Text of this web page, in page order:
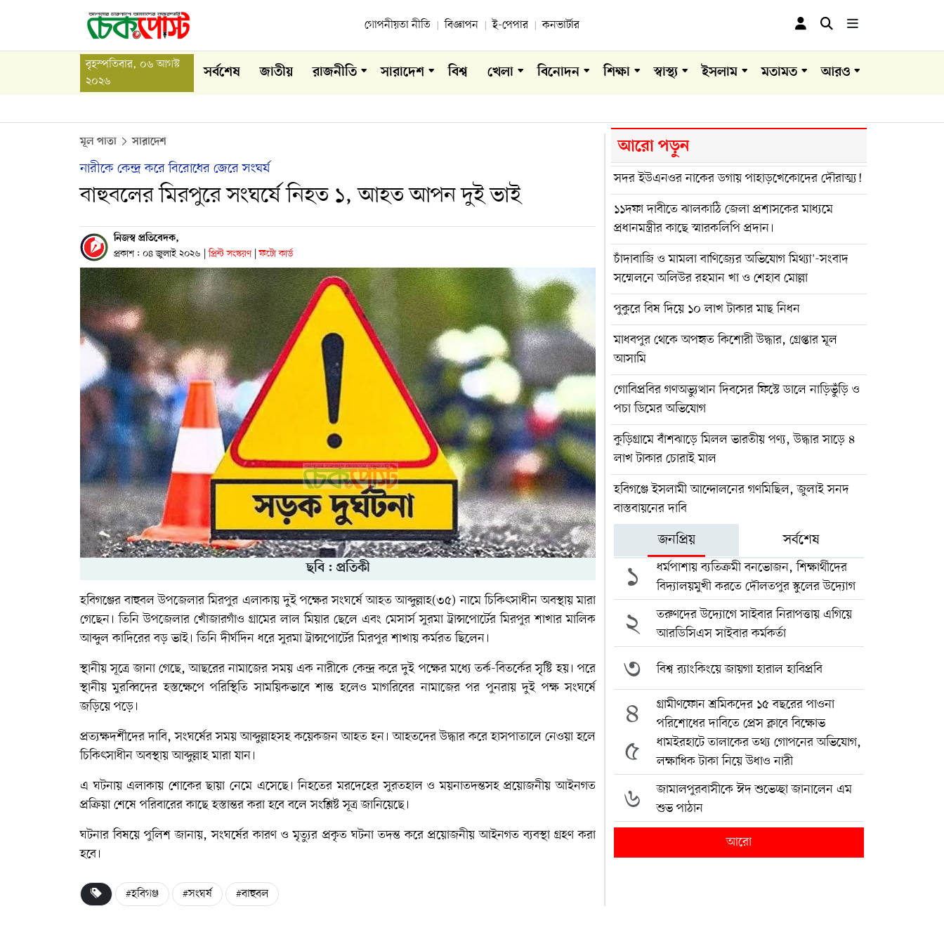
গোপনীয়তা নীতি বিজ্ঞাপন ই-পেপার কনভার্টার
বৃহস্পতিবার, ০৬ আগস্ট
২০২৬
সর্বশেষ জাতীয় রাজনীতি সারাদেশ বিশ্ব খেলা বিনোদন শিক্ষা স্বাস্থ্য ইসলাম মতামত আরও
মূল পাতা সারাদেশ
নারীকে কেন্দ্র করে বিরোধের জেরে সংঘর্ষ
বাহুবলের মিরপুরে সংঘর্ষে নিহত ১, আহত আপন দুই ভাই
নিজস্ব প্রতিবেদক,
প্রকাশ : ০৪ জুলাই ২০২৬ | প্রিন্ট সংস্করণ | ফটো কার্ড
ছবি : প্রতিকী
হবিগঞ্জের বাহুবল উপজেলার মিরপুর এলাকায় দুই পক্ষের সংঘর্ষে আহত আব্দুল্লাহ(৩৫) নামে চিকিৎসাধীন অবস্থায় মারা
গেছেন। তিনি উপজেলার খোঁজারগাঁও গ্রামের লাল মিয়ার ছেলে এবং মেসার্স সুরমা ট্রান্সপোর্টের মিরপুর শাখার মালিক
আব্দুল কাদিরের বড় ভাই। তিনি দীর্ঘদিন ধরে সুরমা ট্রান্সপোর্টের মিরপুর শাখায় কর্মরত ছিলেন।
স্থানীয় সূত্রে জানা গেছে, আছরের নামাজের সময় এক নারীকে কেন্দ্র করে দুই পক্ষের মধ্যে তর্ক-বিতর্কের সৃষ্টি হয়। পরে
স্থানীয় মুরব্বিদের হস্তক্ষেপে পরিস্থিতি সাময়িকভাবে শান্ত হলেও মাগরিবের নামাজের পর পুনরায় দুই পক্ষ সংঘর্ষে
জড়িয়ে পড়ে।
প্রত্যক্ষদর্শীদের দাবি, সংঘর্ষের সময় আব্দুল্লাহসহ কয়েকজন আহত হন। আহতদের উদ্ধার করে হাসপাতালে নেওয়া হলে
চিকিৎসাধীন অবস্থায় আব্দুল্লাহ মারা যান।
এ ঘটনায় এলাকায় শোকের ছায়া নেমে এসেছে। নিহতের মরদেহের সুরতহাল ও ময়নাতদন্তসহ প্রয়োজনীয় আইনগত
প্রক্রিয়া শেষে পরিবারের কাছে হস্তান্তর করা হবে বলে সংশ্লিষ্ট সূত্র জানিয়েছে।
ঘটনার বিষয়ে পুলিশ জানায়, সংঘর্ষের কারণ ও মৃত্যুর প্রকৃত ঘটনা তদন্ত করে প্রয়োজনীয় আইনগত ব্যবস্থা গ্রহণ করা
হবে।
#হবিগঞ্জ #সংঘর্ষ #বাহুবল
আরো পড়ুন
সদর ইউএনওর নাকের ডগায় পাহাড়খেকোদের দৌরাত্ম্য!
১১দফা দাবীতে ঝালকাঠি জেলা প্রশাসকের মাধ্যমে
প্রধানমন্ত্রীর কাছে স্মারকলিপি প্রদান।
চাঁদাবাজি ও মামলা বাণিজ্যের অভিযোগ মিথ্যা'-সংবাদ
সম্মেলনে অলিউর রহমান খা ও শেহাব মোল্লা
পুকুরে বিষ দিয়ে ১০ লাখ টাকার মাছ নিধন
মাধবপুর থেকে অপহৃত কিশোরী উদ্ধার, গ্রেপ্তার মূল
আসামি
গোবিপ্রবির গণঅভ্যুত্থান দিবসের ফিস্টে ডালে নাড়িভুঁড়ি ও
পচা ডিমের অভিযোগ
কুড়িগ্রামে বাঁশঝাড়ে মিলল ভারতীয় পণ্য, উদ্ধার সাড়ে ৪
লাখ টাকার চোরাই মাল
হবিগঞ্জে ইসলামী আন্দোলনের গণমিছিল, জুলাই সনদ
বাস্তবায়নের দাবি
জনপ্রিয় সর্বশেষ
১
ধর্মপাশায় ব্যতিক্রমী বনভোজন, শিক্ষার্থীদের
বিদ্যালয়মুখী করতে দৌলতপুর স্কুলের উদ্যোগ
২
তরুণদের উদ্যোগে সাইবার নিরাপত্তায় এগিয়ে
আরডিসিএস সাইবার কর্মকর্তা
৩ বিশ্ব র‍্যাংকিংয়ে জায়গা হারাল হাবিপ্রবি
৪
গ্রামীণফোন শ্রমিকদের ১৫ বছরের পাওনা
পরিশোধের দাবিতে প্রেস ক্লাবে বিক্ষোভ
৫
ধামইরহাটে তালাকের তথ্য গোপনের অভিযোগ,
লক্ষাধিক টাকা নিয়ে উধাও নারী
৬
জামালপুরবাসীকে ঈদ শুভেচ্ছা জানালেন এম
শুভ পাঠান
আরো